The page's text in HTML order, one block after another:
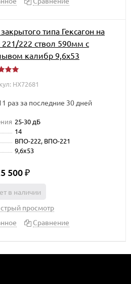
типа Гексагон на
222 ствол 590мм с
калибр 9,6х53
HX72681
раз за последние 30 дней
25-30 дБ
14
ВПО-222, ВПО-221
9,6х53
500
в наличии
просмотр
Сравнение